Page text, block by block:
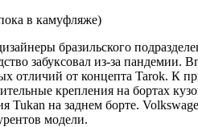
бразильского
забуксовал из-за
отличий от концепта Tarok. К
крепления на бортах
Tukan на заднем борте.
модели.